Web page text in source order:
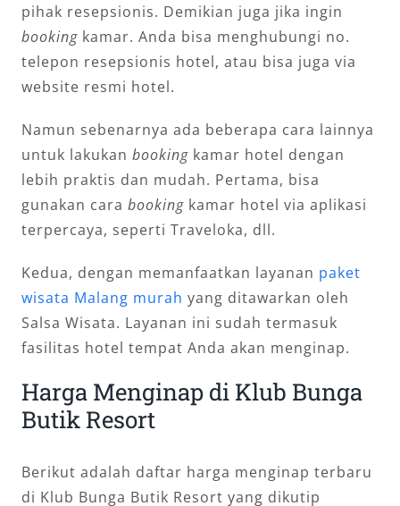
pihak resepsionis. Demikian juga jika ingin
bookingkamar. Anda bisa menghubungi no.
telepon resepsionis hotel, atau bisa juga via
website resmi hotel.
Namun sebenarnya ada beberapa cara lainnya
untuk lakukan bookingkamar hotel dengan
lebih praktis dan mudah. Pertama, bisa
gunakan cara bookingkamar hotel via aplikasi
terpercaya, seperti Traveloka, dll.
Kedua, dengan memanfaatkan layanan paket
wisata Malang murah yang ditawarkan oleh
Salsa Wisata. Layanan ini sudah termasuk
fasilitas hotel tempat Anda akan menginap.
Harga Menginap di Klub Bunga
Butik Resort
Berikut adalah daftar harga menginap terbaru
di Klub Bunga Butik Resort yang dikutip